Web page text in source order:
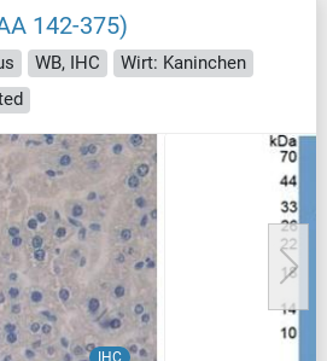
142-375)
WB, IHC
Wirt: Kaninchen